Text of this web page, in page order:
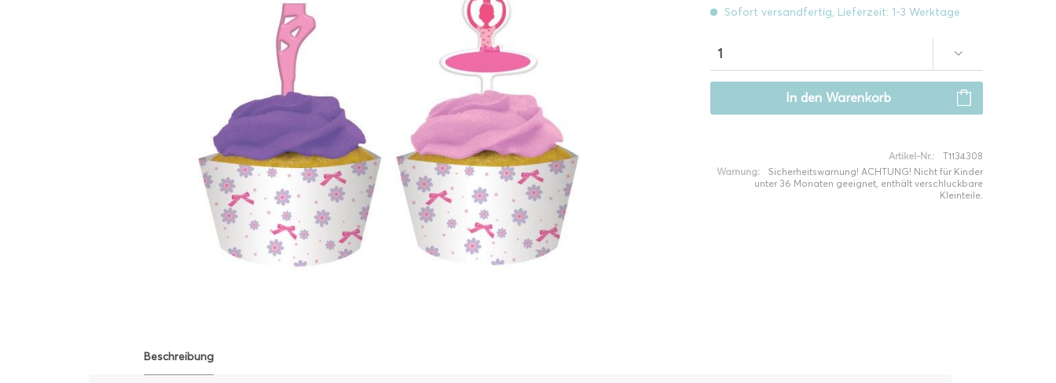
Sofort versandfertig, Lieferzeit: 1-3 Werktage
In den Warenkorb
Artikel-Nr.:
T1134308
Warnung:
Sicherheitswarnung! ACHTUNG! Nicht für Kinder
unter 36 Monaten geeignet, enthält verschluckbare
Kleinteile.
Beschreibung